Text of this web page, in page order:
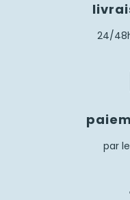
24/
par